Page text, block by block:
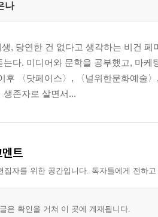
나
, 당연한 건 없다고 생각하는 비건
는다. 미디어와 문학을 공부했고, 마케
후 〈닷페이스〉, 〈널위한문화예술
생존자로 살면서...
트
집자를 위한 공간입니다. 독자들에게 전하
은 확인을 거쳐 이 곳에 게재됩니다.